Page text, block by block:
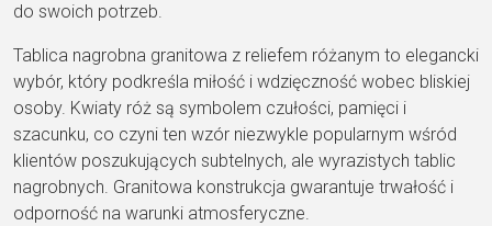
do swoich potrzeb.
Tablica nagrobna granitowa z reliefem różanym to elegancki
wybór, który podkreśla miłość i wdzięczność wobec bliskiej
osoby. Kwiaty róż są symbolem czułości, pamięci i
szacunku, co czyni ten wzór niezwykle popularnym wśród
klientów poszukujących subtelnych, ale wyrazistych tablic
nagrobnych. Granitowa konstrukcja gwarantuje trwałość i
odporność na warunki atmosferyczne.